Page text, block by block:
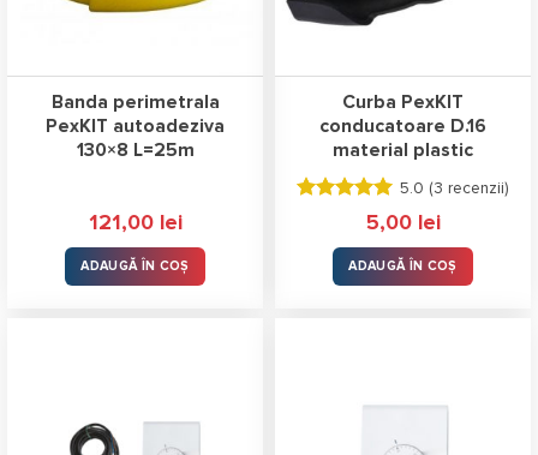
Banda perimetrala
PexKIT autoadeziva
130×8 L=25m
121,00 lei
ADAUGĂ ÎN COȘ
Curba PexKIT
conducatoare D.16
material plastic
Evaluat la
stele
din 5
5.0 (3 recenzii)
5,00 lei
ADAUGĂ ÎN COȘ